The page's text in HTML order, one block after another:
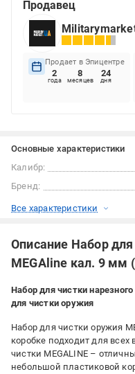
Продавец
Продает в Эпицентре
2
года
8
месяцев
24
дня
Основные характеристики
Калибр:
Бренд:
Все характеристики
Описание Набор
MEGAline кал. 9 мм
Набор для чистки
для чистки оружия
Набор для чистки оружия
коробке подходит для всех
чистки MEGALINE –
небольшой пластиковой